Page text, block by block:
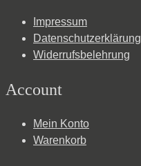
Impressum
Datenschutzerklärung
Widerrufsbelehrung
Account
Mein Konto
Warenkorb